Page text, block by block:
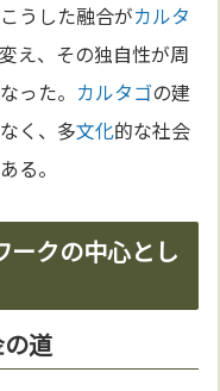
うした融合がカルタ
え、その独自性が周
った。 カルタゴの建
く、多文化的な社会
る。
ークの中心とし
道